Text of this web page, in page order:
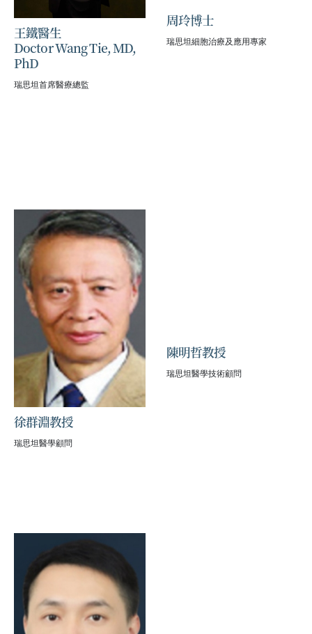
王鐵醫生
Doctor Wang Tie, MD,
PhD
瑞思坦首席醫療總監
周玲博⼠
瑞思坦細胞治療及應用專家
徐群淵教授
瑞思坦醫學顧問
陳明哲教授
瑞思坦醫學技術顧問